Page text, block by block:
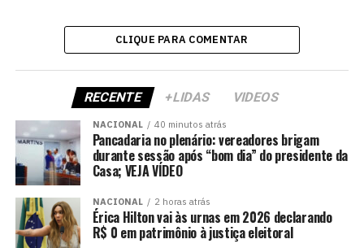
CLIQUE PARA COMENTAR
RECENTE +LIDAS VIDEOS
NACIONAL 40 minutos atrás
Pancadaria no plenário: vereadores brigam
durante sessão após “bom dia” do presidente da
Casa; VEJA VÍDEO
NACIONAL 2 horas atrás
Érica Hilton vai às urnas em 2026 declarando
R$ 0 em patrimônio à justiça eleitoral